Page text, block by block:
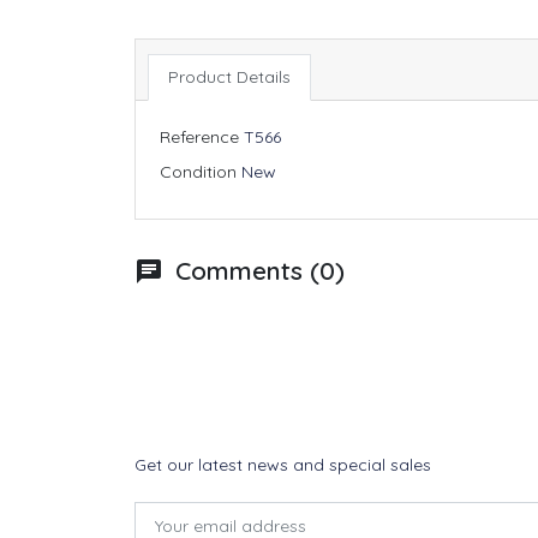
Product Details
Reference T566
Condition New
chat Comments (0)
Get our latest news and special sales